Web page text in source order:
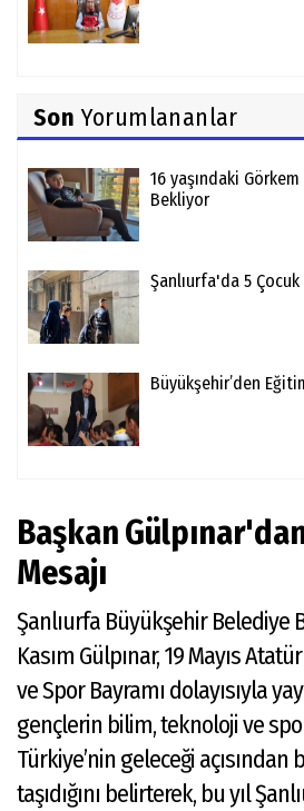
Son Yorumlananlar
16 yaşındaki
Bekliyor
Şanlıurfa'da 5 Çocuk
Büyükşehir’den
Başkan
Mesajı
Şanlıurfa Büyükşehir Belediye
Kasım Gülpınar, 19 Mayıs
ve Spor Bayramı dolayısıyla
gençlerin bilim, teknoloji ve
Türkiye’nin geleceği
taşıdığını belirterek, bu yıl